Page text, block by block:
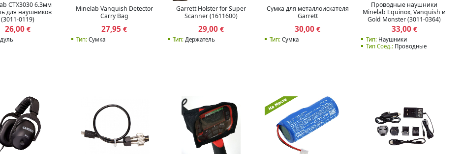
CTX3030 6.3мм
для наушников
(3011-0119)
26,00€
Minelab Vanquish Detector
Carry Bag
27,95 €
Тип:Сумка
Garrett Holster for Super
Scanner (1611600)
29,00€
Тип: Держатель
Сумка для металлоискателя
Garrett
30,00 €
Тип:Сумка
Проводные наушники
Minelab Equinox, Vanquish и
Gold Monster (3011-0364)
33,00€
Тип: Наушники
Тип Соед.: Проводные